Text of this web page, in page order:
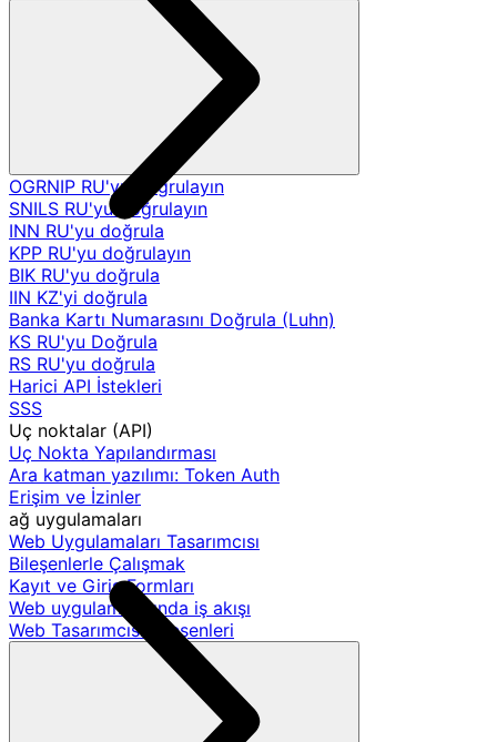
OGRNIP RU'yu doğrulayın
SNILS RU'yu doğrulayın
INN RU'yu doğrula
KPP RU'yu doğrulayın
BIK RU'yu doğrula
IIN KZ'yi doğrula
Banka Kartı Numarasını Doğrula (Luhn)
KS RU'yu Doğrula
RS RU'yu doğrula
Harici API İstekleri
SSS
Uç noktalar (API)
Uç Nokta Yapılandırması
Ara katman yazılımı: Token Auth
Erişim ve İzinler
ağ uygulamaları
Web Uygulamaları Tasarımcısı
Bileşenlerle Çalışmak
Kayıt ve Giriş Formları
Web uygulamalarında iş akışı
Web Tasarımcısı Bileşenleri